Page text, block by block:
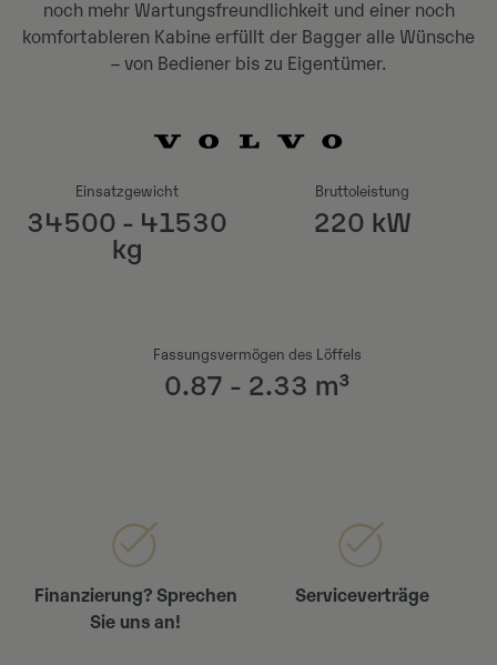
noch mehr Wartungsfreundlichkeit und einer noch
komfortableren Kabine erfüllt der Bagger alle Wünsche
– von Bediener bis zu Eigentümer.
Einsatzgewicht
34500 - 41530
kg
Bruttoleistung
220 kW
Fassungsvermögen des Löffels
0.87 - 2.33 m³
Finanzierung? Sprechen
Sie uns an!
Serviceverträge